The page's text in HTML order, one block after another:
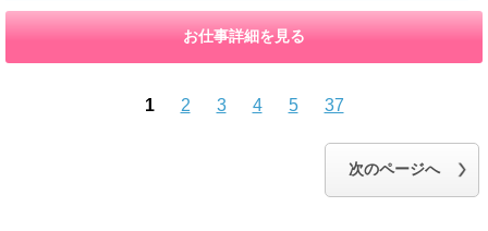
お仕事詳細を見る
1 2 3 4 5 37
次のページへ